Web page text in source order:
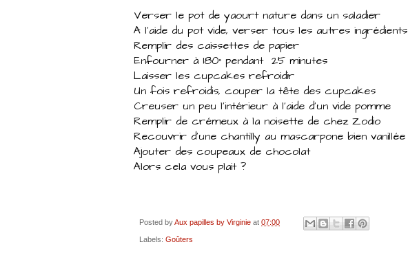
Verser le pot de yaourt nature dans un saladier
A l'aide du pot vide, verser tous les autres ingrédients
Remplir des caissettes de papier
Enfourner à 180° pendant 25 minutes
Laisser les cupcakes refroidir
Un fois refroidis, couper la tête des cupcakes
Creuser un peu l'intérieur à l'aide d'un vide pomme
Remplir de crémeux à la noisette de chez Zodio
Recouvrir d'une chantilly au mascarpone bien vanillée
Ajouter des coupeaux de chocolat
Alors cela vous plait ?
Posted byAux papilles by Virginie at 07:00
Labels: Goûters